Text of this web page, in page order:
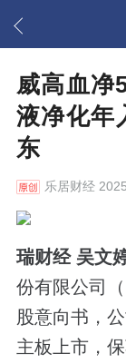
威高血净
液净化年
东
乐居财经
瑞财经 吴文
份有限公司
股意向书，
主板上市，